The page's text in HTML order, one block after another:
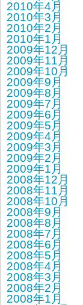
2010年4月
2010年3月
2010年2月
2010年1月
2009年12月
2009年11月
2009年10月
2009年9月
2009年8月
2009年7月
2009年6月
2009年5月
2009年4月
2009年3月
2009年2月
2009年1月
2008年12月
2008年11月
2008年10月
2008年9月
2008年8月
2008年7月
2008年6月
2008年5月
2008年4月
2008年3月
2008年2月
2008年1月